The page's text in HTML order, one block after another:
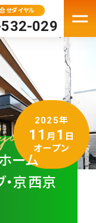
せダイヤル
029
トについて
とは
サービス
門施設とは
ーム
京西京
2025年
11 月 1 日
オープン